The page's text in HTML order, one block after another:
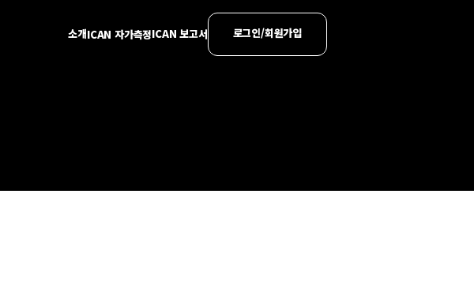
소개ICAN 자가측정ICAN 보고서 로그인/회원가입